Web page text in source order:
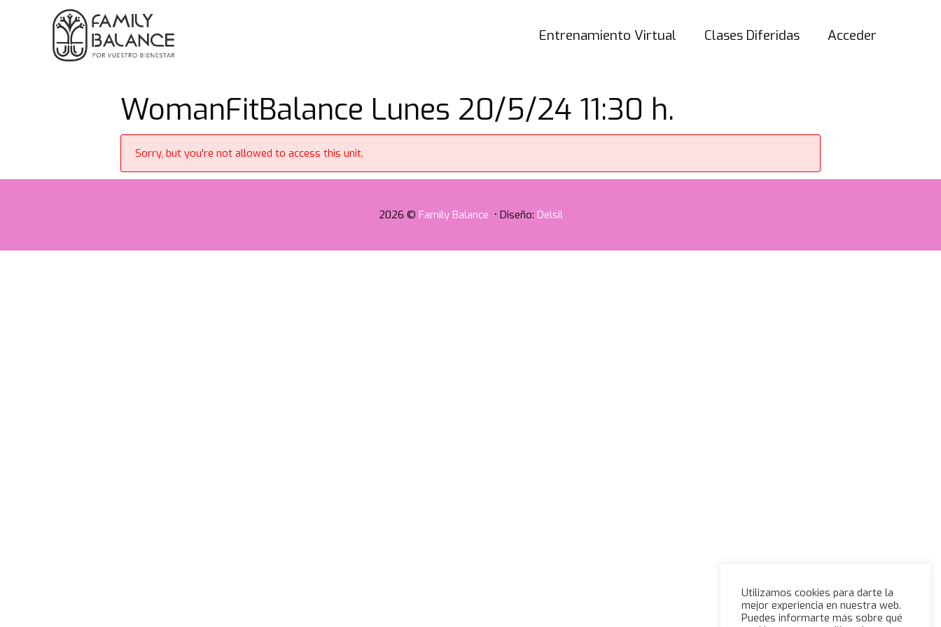
Entrenamiento Virtual Clases Diferidas Acceder
WomanFitBalance Lunes 20/5/24 11:30 h.
Sorry, but you're not allowed to access this unit.
2026 © Family Balance • Diseño: Delsil
Utilizamos cookies para darte la
mejor experiencia en nuestra web.
Puedes informarte más sobre qué